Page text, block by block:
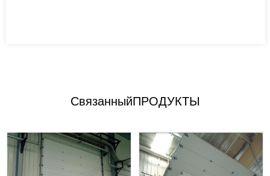
СвязанныйПРОДУКТЫ